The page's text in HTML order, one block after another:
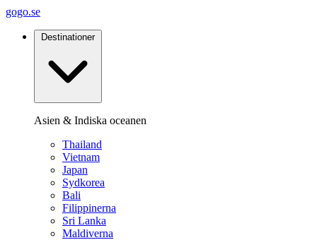
gogo.se
Destinationer
Asien & Indiska oceanen
Thailand
Vietnam
Japan
Sydkorea
Bali
Filippinerna
Sri Lanka
Maldiverna